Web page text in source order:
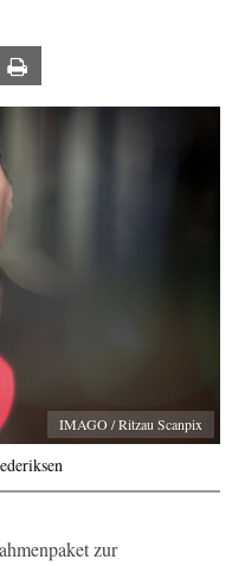
IMAGO / Ritzau Scanpix
zur